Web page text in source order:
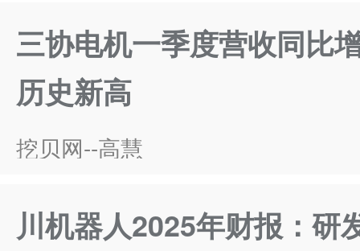
三协电机一季度营收同比
历史新高
挖贝网--高慧
川机器人2025年财报：研